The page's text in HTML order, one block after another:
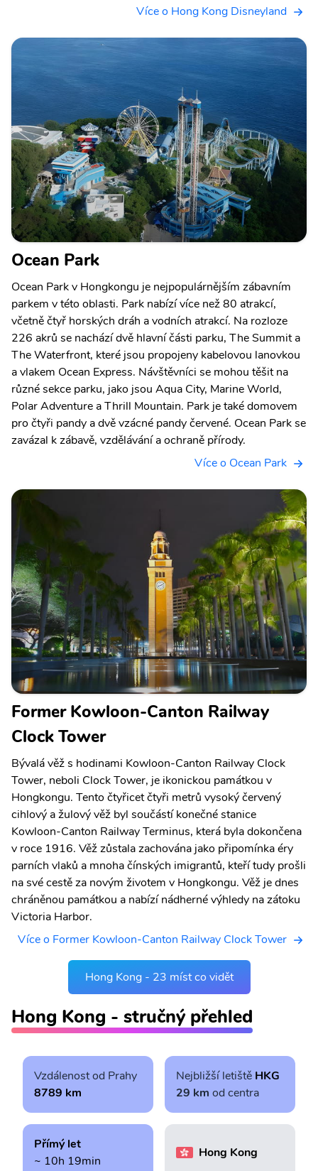
Více o Hong Kong Disneyland
Ocean Park
Ocean Park v Hongkongu je nejpopulárnějším zábavním
parkem v této oblasti. Park nabízí více než 80 atrakcí,
včetně čtyř horských dráh a vodních atrakcí. Na rozloze
226 akrů se nachází dvě hlavní části parku, The Summit a
The Waterfront, které jsou propojeny kabelovou lanovkou
a vlakem Ocean Express. Návštěvníci se mohou těšit na
různé sekce parku, jako jsou Aqua City, Marine World,
Polar Adventure a Thrill Mountain. Park je také domovem
pro čtyři pandy a dvě vzácné pandy červené. Ocean Park se
zavázal k zábavě, vzdělávání a ochraně přírody.
Více o Ocean Park
Former Kowloon-Canton Railway
Clock Tower
Bývalá věž s hodinami Kowloon-Canton Railway Clock
Tower, neboli Clock Tower, je ikonickou památkou v
Hongkongu. Tento čtyřicet čtyři metrů vysoký červený
cihlový a žulový věž byl součástí konečné stanice
Kowloon-Canton Railway Terminus, která byla dokončena
v roce 1916. Věž zůstala zachována jako připomínka éry
parních vlaků a mnoha čínských imigrantů, kteří tudy prošli
na své cestě za novým životem v Hongkongu. Věž je dnes
chráněnou památkou a nabízí nádherné výhledy na zátoku
Victoria Harbor.
Více o Former Kowloon-Canton Railway Clock Tower
Hong Kong - 23 míst co vidět
Hong Kong - stručný přehled
Vzdálenost od Prahy
8789 km
Nejbližší letiště HKG
29 km od centra
Přímý let
~ 10h 19min
Hong Kong